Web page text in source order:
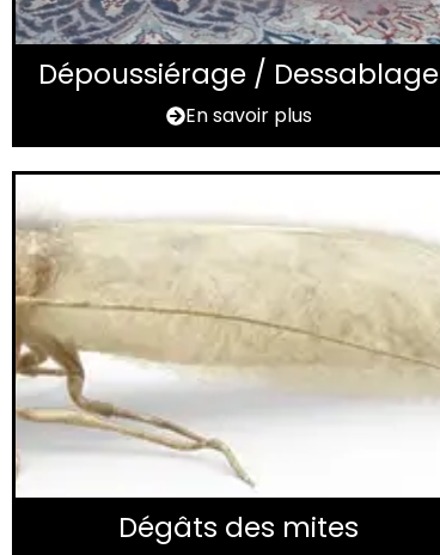
Dépoussiérage / Dessablage
En savoir plus
Dégâts des mites